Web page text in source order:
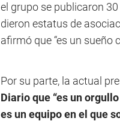
el grupo se publicaron
dieron estatus de
afirmó que “es un sueño
Por su parte, la actual
Diario que “es un
es un equipo en el que